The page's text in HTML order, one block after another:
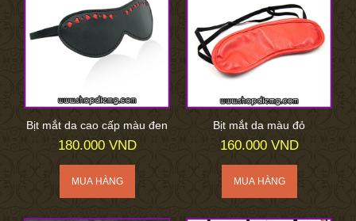
Bịt mắt da cao cấp màu đen
180.000 VND
Bịt mắt da màu đỏ
160.000 VND